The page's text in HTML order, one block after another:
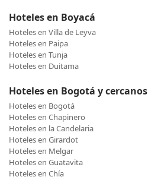
Hoteles en Boyacá
Hoteles en Villa de Leyva
Hoteles en Paipa
Hoteles en Tunja
Hoteles en Duitama
Hoteles en Bogotá y cercanos
Hoteles en Bogotá
Hoteles en Chapinero
Hoteles en la Candelaria
Hoteles en Girardot
Hoteles en Melgar
Hoteles en Guatavita
Hoteles en Chía